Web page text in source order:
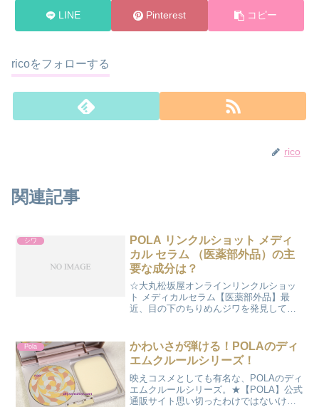
LINE Pinterest コピー
ricoをフォローする
rico
関連記事
シワ
POLA リンクルショット メディ
カル セラム （医薬部外品）の主
要な成分は？
☆大丸松坂屋オンラインリンクルショッ
ト メディカルセラム【医薬部外品】最
近、目の下のちりめんジワを発見してシ
浅いシワから、やや深いシワまでを対処
するということで、そ...
Pola
かわいさが弾ける！POLAのディ
エムクルールシリーズ！
映えコスメとしても有名な、POLAのディ
エムクルールシリーズ。★【POLA】公式
通販サイト思い切ったわけではないけれ